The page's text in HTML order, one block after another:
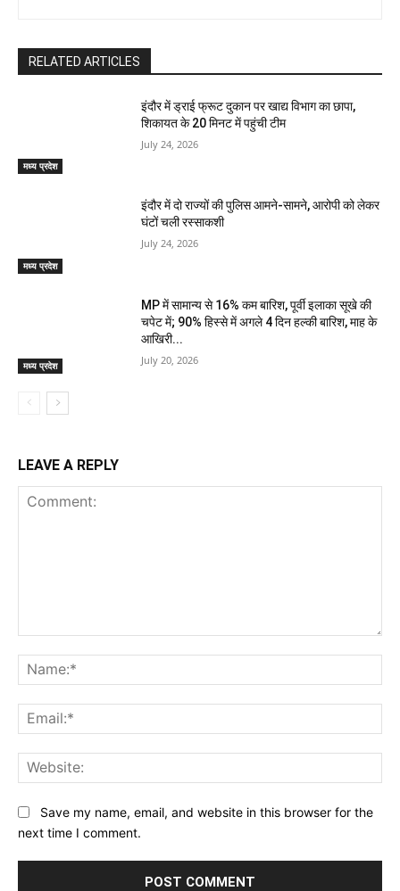
RELATED ARTICLES
मध्य प्रदेश
इंदौर में ड्राई फ्रूट दुकान पर खाद्य विभाग का छापा,
शिकायत के 20 मिनट में पहुंची टीम
July 24, 2026
मध्य प्रदेश
इंदौर में दो राज्यों की पुलिस आमने-सामने, आरोपी को लेकर
घंटों चली रस्साकशी
July 24, 2026
मध्य प्रदेश
MP में सामान्य से 16% कम बारिश, पूर्वी इलाका सूखे की
चपेट में; 90% हिस्से में अगले 4 दिन हल्की बारिश, माह के
आखिरी...
July 20, 2026
LEAVE A REPLY
Save my name, email, and website in this browser for the
next time I comment.